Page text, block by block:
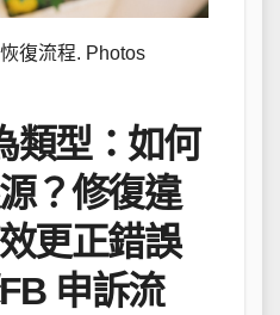
復流程. Photos
類型：如何
？修復違
更正錯誤
申訴流